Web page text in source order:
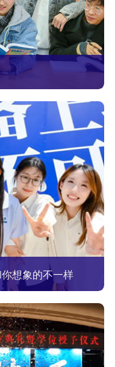
想象的不一样